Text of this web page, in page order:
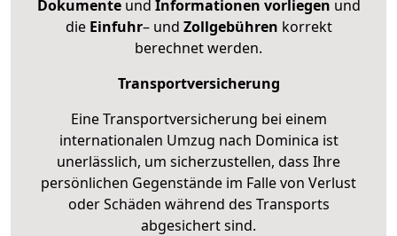
Dokumenteund Informationen vorliegen und
die Einfuhr– und Zollgebühren korrekt
berechnet werden.
Transportversicherung
Eine Transportversicherung bei einem
internationalen Umzug nach Dominica ist
unerlässlich, um sicherzustellen, dass Ihre
persönlichen Gegenstände im Falle von Verlust
oder Schäden während des Transports
abgesichert sind.